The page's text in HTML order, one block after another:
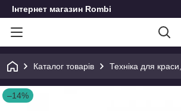
Інтернет магазин Rombi
Каталог товарів Техніка для
–14%